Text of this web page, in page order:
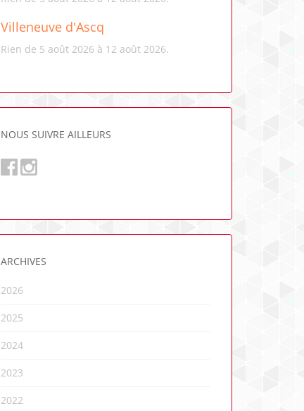
Villeneuve d'Ascq
Rien de 5 août 2026 à 12 août 2026.
NOUS SUIVRE AILLEURS
ARCHIVES
2026
2025
2024
2023
2022